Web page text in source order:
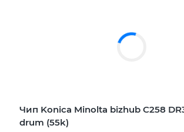
Чип Konica Minolta bizhub C258
drum (55k)